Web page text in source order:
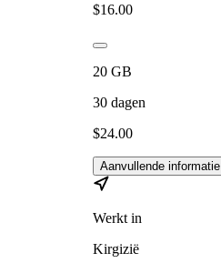
$16.00
20 GB
30 dagen
$24.00
Aanvullende informatie
Werkt in
Kirgizië